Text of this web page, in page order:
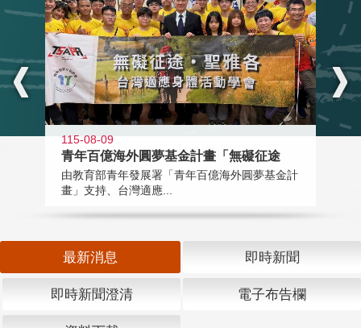
115-08-09
青年百億海外圓夢基金計畫「無礙征途
由教育部青年發展署「青年百億海外圓夢基金計
畫」支持、台灣適應...
最新消息 即時新聞
即時新聞澄清 電子布告欄